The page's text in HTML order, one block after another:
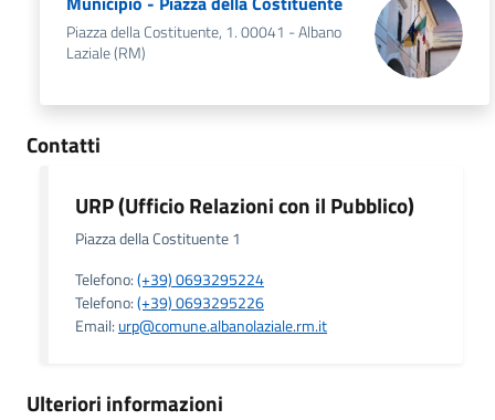
Piazza della Costituente, 1. 00041 - Albano
Laziale (RM)
Contatti
URP (Ufficio Relazioni con il Pubblico)
Piazza della Costituente 1
Telefono:(+39) 0693295224
Telefono:(+39) 0693295226
Email: urp@comune.albanolaziale.rm.it
Ulteriori informazioni